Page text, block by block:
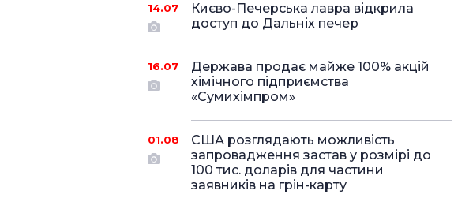
14.07
Києво-Печерська лавра відкрила
доступ до Дальніх печер
16.07
Держава продає майже 100% акцій
хімічного підприємства
«Сумихімпром»
01.08
США розглядають можливість
запровадження застав у розмірі до
100 тис. доларів для частини
заявників на грін-карту